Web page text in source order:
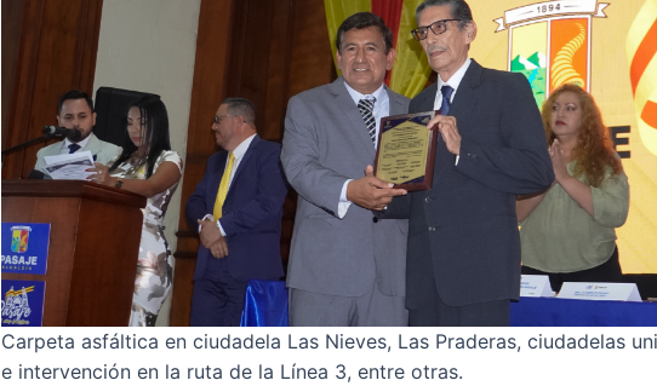
Carpeta asfáltica en ciudadela Las Nieves, Las Praderas, ciudadelas
e intervención en la ruta de la Línea 3, entre otras.